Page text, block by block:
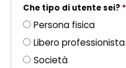
Che tipo di utente sei? *
Persona fisica
Libero professionista
Società